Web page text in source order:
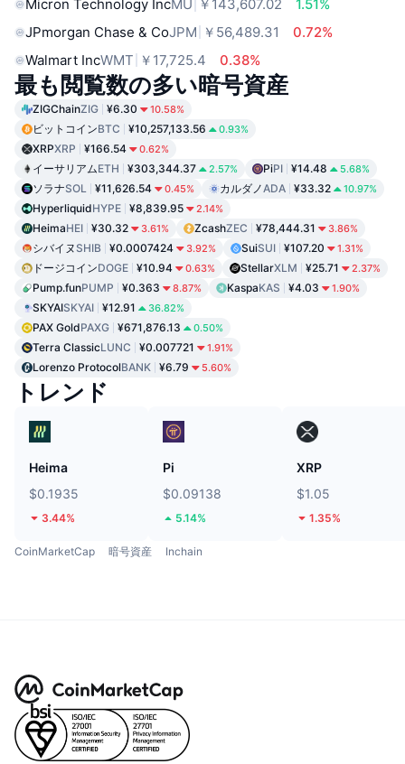
Micron Technology IncMU ￥143,607.02
1.51%
JPmorgan Chase & CoJPM ￥56,489.31
0.72%
Walmart IncWMT ￥17,725.4 0.38%
最も閲覧数の多い暗号資産
ZIGChainZIG ¥6.30 10.58%
ビットコインBTC ¥10,257,133.56 0.93%
XRPXRP ¥166.54 0.62%
イーサリアムETH ¥303,344.37 2.57% PiPI ¥14.48 5.68%
ソラナSOL ¥11,626.54 0.45% カルダノADA ¥33.32 10.97%
HyperliquidHYPE ¥8,839.95 2.14%
HeimaHEI ¥30.32 3.61% ZcashZEC ¥78,444.31 3.86%
シバイヌ SHIB ¥0.0007424 3.92% SuiSUI ¥107.20 1.31%
ドージコインDOGE ¥10.94 0.63% StellarXLM ¥25.71 2.37%
Pump.funPUMP ¥0.363 8.87% KaspaKAS ¥4.03 1.90%
SKYAISKYAI ¥12.91 36.82%
PAX GoldPAXG ¥671,876.13 0.50%
Terra ClassicLUNC ¥0.007721 1.91%
Lorenzo ProtocolBANK ¥6.79 5.60%
トレンド
Heima
$0.1935
3.44%
Pi
$0.09138
5.14%
XRP
$1.05
1.35%
CoinMarketCap 暗号資産 Inchain